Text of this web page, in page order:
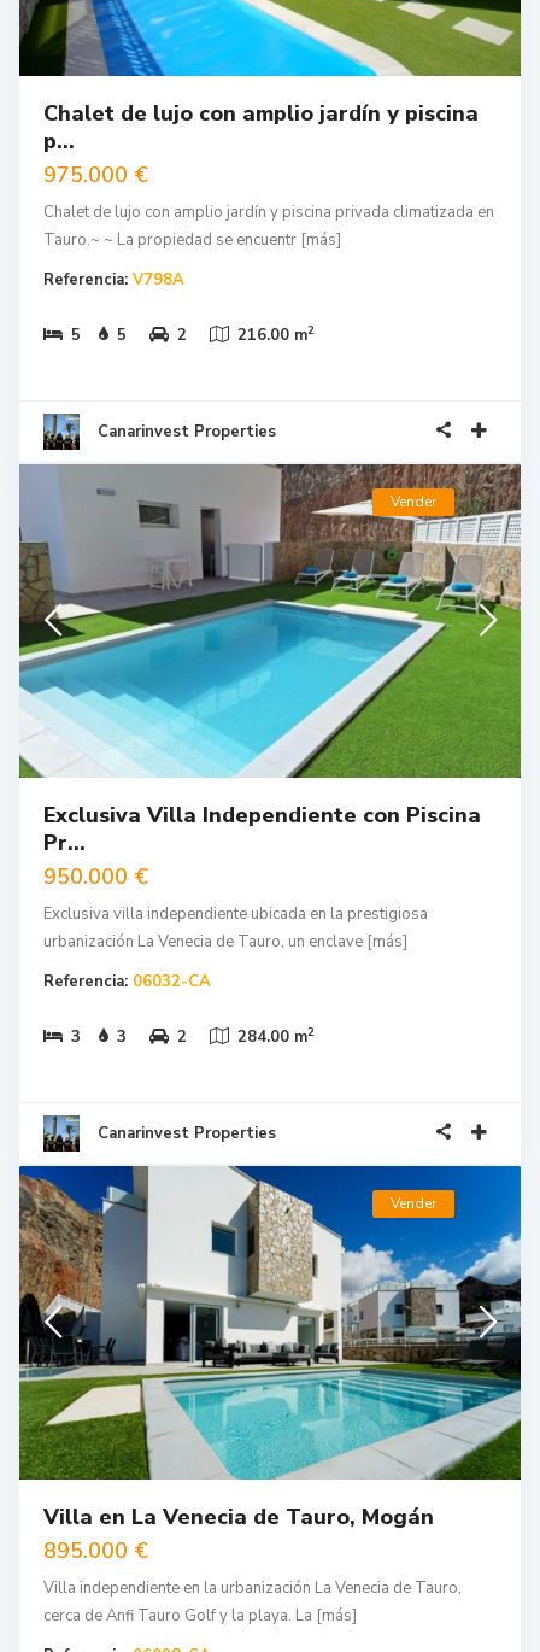
Chalet de lujo con amplio jardín y piscina
p...
975.000 €
Chalet de lujo con amplio jardín y piscina privada climatizada en
Tauro.~ ~ La propiedad se encuentr [más]
Referencia: V798A
5 5 2 216.00 m2
Canarinvest Properties
Vender
Exclusiva Villa Independiente con Piscina
Pr...
950.000 €
Exclusiva villa independiente ubicada en la prestigiosa
urbanización La Venecia de Tauro, un enclave [más]
Referencia: 06032-CA
3 3 2 284.00 m2
Canarinvest Properties
Vender
Villa en La Venecia de Tauro, Mogán
895.000 €
Villa independiente en la urbanización La Venecia de Tauro,
cerca de Anfi Tauro Golf y la playa. La [más]